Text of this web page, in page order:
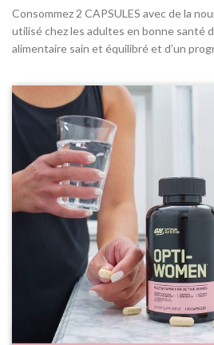
Consommez 2 CAPSULES avec de la
utilisé chez les adultes en bonne santé
alimentaire sain et équilibré et d’un